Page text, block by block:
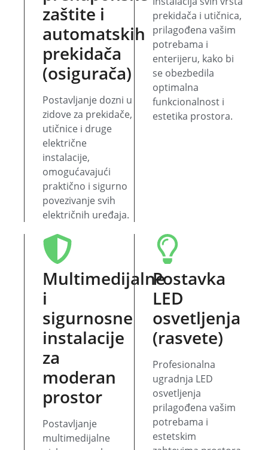
zaštite i
automatskih
prekidača
(osigurača)
Postavljanje dozni u
zidove za prekidače,
utičnice i druge
električne
instalacije,
omogućavajući
praktično i sigurno
povezivanje svih
električnih uređaja.
prekidača i utičnica,
prilagođena vašim
potrebama i
enterijeru, kako bi
se obezbedila
optimalna
funkcionalnost i
estetika prostora.
Multimedijalne
i
sigurnosne
instalacije
za
moderan
prostor
Postavljanje
multimedijalne
Postavka
LED
osvetljenja
(rasvete)
Profesionalna
ugradnja LED
osvetljenja
prilagođena vašim
potrebama i
estetskim